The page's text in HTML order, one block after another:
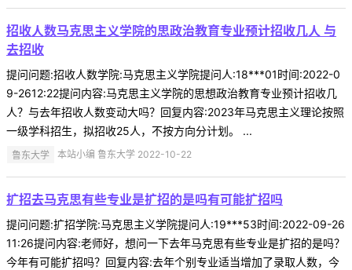
招收人数马克思主义学院的思政治教育专业预计招收几人 与
去招收
提问问题:招收人数学院:马克思主义学院提问人:18***01时间:2022-0
9-2612:22提问内容:马克思主义学院的思想政治教育专业预计招收几
人？与去年招收人数变动大吗？回复内容:2023年马克思主义理论按照
一级学科招生，拟招收25人，不按方向分计划。 ...
鲁东大学 本站小编 鲁东大学 2022-10-22
扩招去马克思有些专业是扩招的是吗有可能扩招吗
提问问题:扩招学院:马克思主义学院提问人:19***53时间:2022-09-26
11:26提问内容:老师好，想问一下去年马克思有些专业是扩招的是吗？
今年有可能扩招吗？回复内容:去年个别专业适当增加了录取人数，今